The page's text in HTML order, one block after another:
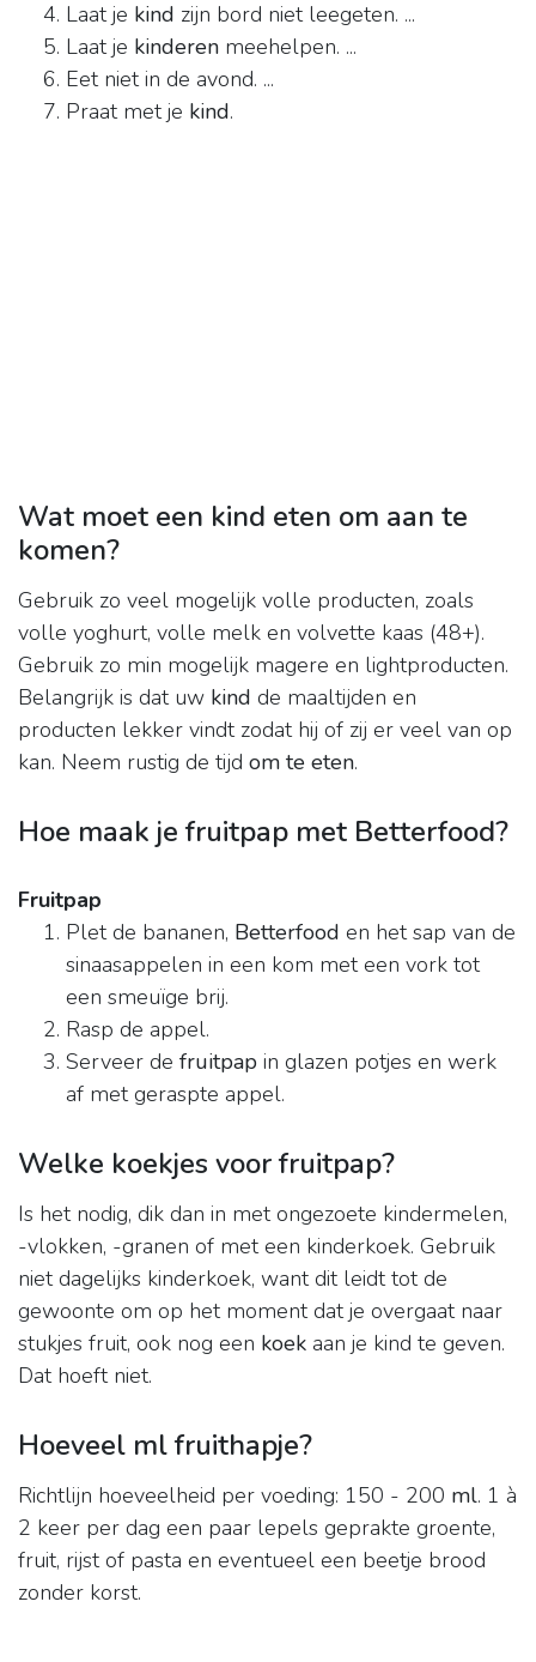
Laat je kind zijn bord niet leegeten. ...
Laat je kinderen meehelpen. ...
Eet niet in de avond. ...
Praat met je kind.
Wat moet een kind eten om aan te
komen?
Gebruik zo veel mogelijk volle producten, zoals
volle yoghurt, volle melk en volvette kaas (48+).
Gebruik zo min mogelijk magere en lightproducten.
Belangrijk is dat uw kind de maaltijden en
producten lekker vindt zodat hij of zij er veel van op
kan. Neem rustig de tijd om te eten.
Hoe maak je fruitpap met Betterfood?
Fruitpap
Plet de bananen, Betterfood en het sap van de
sinaasappelen in een kom met een vork tot
een smeuïge brij.
Rasp de appel.
Serveer de fruitpap in glazen potjes en werk
af met geraspte appel.
Welke koekjes voor fruitpap?
Is het nodig, dik dan in met ongezoete kindermelen,
-vlokken, -granen of met een kinderkoek. Gebruik
niet dagelijks kinderkoek, want dit leidt tot de
gewoonte om op het moment dat je overgaat naar
stukjes fruit, ook nog een koek aan je kind te geven.
Dat hoeft niet.
Hoeveel ml fruithapje?
Richtlijn hoeveelheid per voeding: 150 - 200 ml. 1 à
2 keer per dag een paar lepels geprakte groente,
fruit, rijst of pasta en eventueel een beetje brood
zonder korst.